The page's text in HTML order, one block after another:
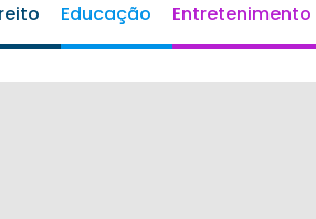
Educação Entretenimento